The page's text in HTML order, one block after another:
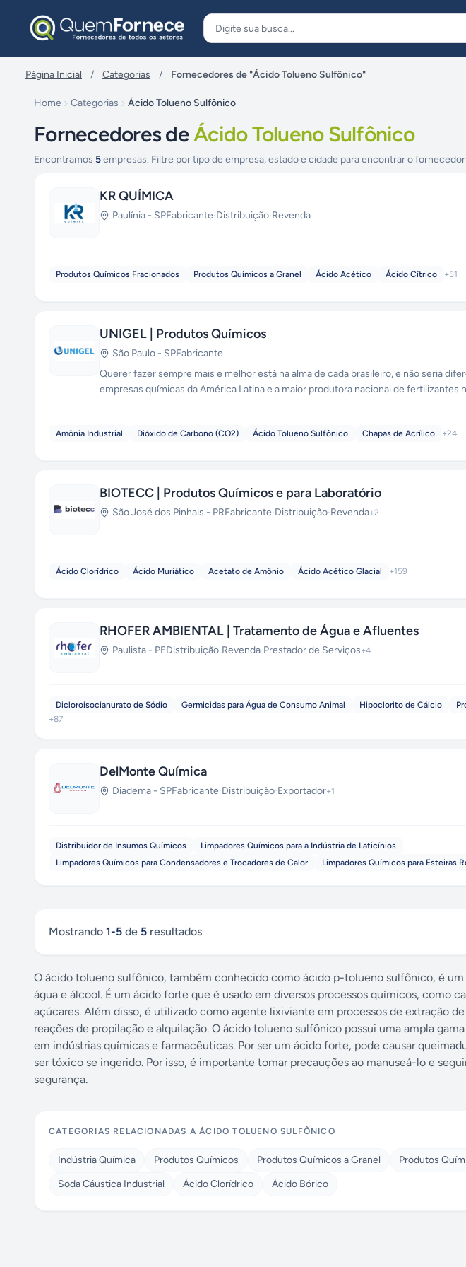
Página Inicial / Categorias / Fornecedores de "Ácido Tolueno Sulfônico"
Home Categorias Ácido Tolueno Sulfônico
Fornecedores deÁcido Tolueno Sulfônico
Encontramos 5empresas. Filtre por tipo de empresa, estado e cidade para encontrar o fornecedor
KR QUÍMICA
Paulínia - SPFabricante·Distribuição·Revenda
Produtos Químicos Fracionados Produtos Químicos a Granel Ácido Acético Ácido Cítrico +51
UNIGEL | Produtos Químicos
São Paulo - SPFabricante
Querer fazer sempre mais e melhor está na alma de cada brasileiro, e não seria
empresas químicas da América Latina e a maior produtora nacional de fertilizantes
cosméticos, em itens de saúde e beleza e também na mineração. É assim que a
os dias.
Amônia Industrial Dióxido de Carbono (CO2) Ácido Tolueno Sulfônico Chapas de Acrílico +24
BIOTECC | Produtos Químicos e para Laboratório
São José dos Pinhais - PRFabricante·Distribuição·Revenda+2
Ácido Clorídrico Ácido Muriático Acetato de Amônio Ácido Acético Glacial +159
RHOFER AMBIENTAL | Tratamento de Água e Afluentes
Paulista - PEDistribuição·Revenda·Prestador de Serviços+4
Dicloroisocianurato de Sódio Germicidas para Água de Consumo Animal Hipoclorito de Cálcio
+87
DelMonte Química
Diadema - SPFabricante·Distribuição·Exportador+1
Distribuidor de Insumos Químicos
Limpadores Químicos para a Indústria de Laticínios
Limpadores Químicos para Condensadores e Trocadores de Calor
Limpadores Químicos para Esteiras
Mostrando 1-5 de 5 resultados
O ácido tolueno sulfônico, também conhecido como ácido p-tolueno sulfônico, é
água e álcool. É um ácido forte que é usado em diversos processos químicos, como
açúcares. Além disso, é utilizado como agente lixiviante em processos de extração
reações de propilação e alquilação. O ácido tolueno sulfônico possui uma ampla
em indústrias químicas e farmacêuticas. Por ser um ácido forte, pode causar
ser tóxico se ingerido. Por isso, é importante tomar precauções ao manuseá-lo e
segurança.
CATEGORIAS RELACIONADAS AÁCIDO TOLUENO SULFÔNICO
Indústria Química Produtos Químicos Produtos Químicos a Granel Produtos
Soda Cáustica Industrial
Ácido Clorídrico Ácido Bórico